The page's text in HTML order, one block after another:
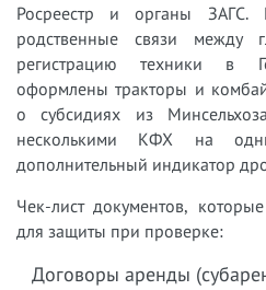
Росреестр и органы ЗАГС.
родственные связи между
регистрацию техники в
оформлены тракторы и
о субсидиях из
несколькими КФХ на
дополнительный индикатор
Чек-лист документов,
для защиты при проверке:
Договоры аренды